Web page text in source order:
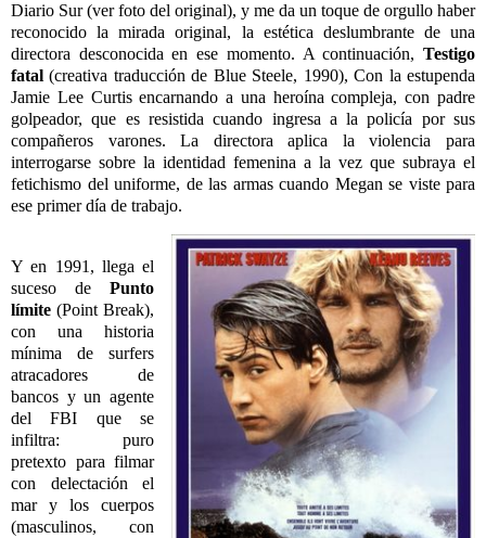
Diario Sur (ver foto del original), y me da un toque de orgullo haber
reconocido la mirada original, la estética deslumbrante de una
directora desconocida en ese momento. A continuación, Testigo
fatal (creativa traducción de Blue Steele, 1990), Con la estupenda
Jamie Lee Curtis encarnando a una heroína compleja, con padre
golpeador, que es resistida cuando ingresa a la policía por sus
compañeros varones. La directora aplica la violencia para
interrogarse sobre la identidad femenina a la vez que subraya el
fetichismo del uniforme, de las armas cuando Megan se viste para
ese primer día de trabajo.
Y en 1991, llega el
suceso dePunto
límite (Point Break),
con una historia
mínima de surfers
atracadores de
bancos y un agente
del FBI que se
infiltra: puro
pretexto para filmar
con delectación el
mar y los cuerpos
(masculinos, con